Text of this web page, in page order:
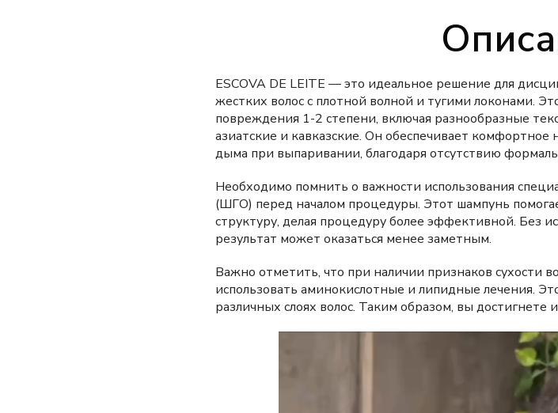
ESCOVA DE LEITE — это идеальное решение для
жестких волос с плотной волной и тугими локонами.
повреждения 1-2 степени, включая разнообразные
азиатские и кавказские. Он обеспечивает комфортное
дыма при выпаривании, благодаря отсутствию
Необходимо помнить о важности использования
(ШГО) перед началом процедуры. Этот шампунь
структуру, делая процедуру более эффективной. Без
результат может оказаться менее заметным.
Важно отметить, что при наличии признаков сухости
использовать аминокислотные и липидные лечения.
различных слоях волос. Таким образом, вы достигнете